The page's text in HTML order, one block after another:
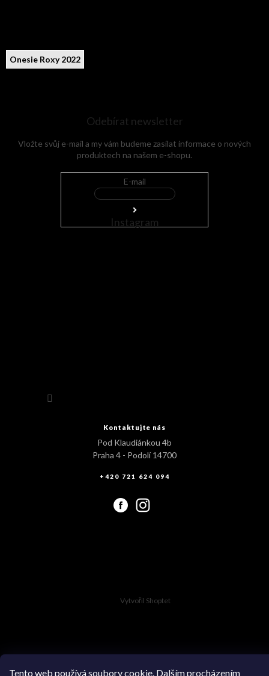
Tento web používá soubory cookie. Dalším procházením
Onesie Roxy 2022
Odebírat newsletter
Vložte svůj e-mail a my vám budeme zasílat informace o nových
produktech na našem e-shopu.
E-mail
Instagram
Kontaktujte nás
Pod Klaudiánkou 4b
Praha 4 - Podolí 14700
+420 721 624 094
Vytvořil Shoptet